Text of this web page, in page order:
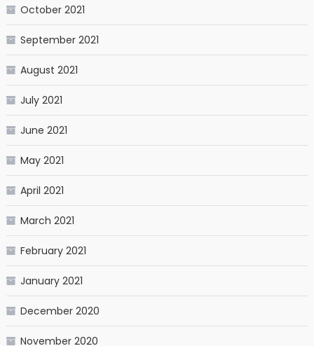
October 2021
September 2021
August 2021
July 2021
June 2021
May 2021
April 2021
March 2021
February 2021
January 2021
December 2020
November 2020